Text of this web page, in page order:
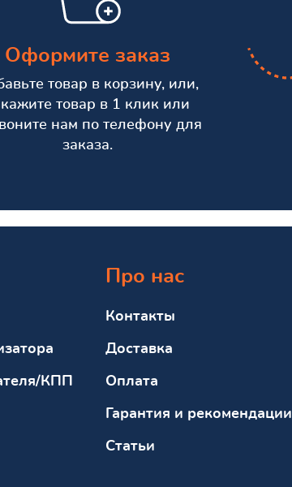
Оформите заказ
товар в корзину, или,
товар в 1 клик или
нам по телефону для
заказа.
КПП
Про нас
Контакты
Доставка
Оплата
Гарантия и рекомендации
Статьи